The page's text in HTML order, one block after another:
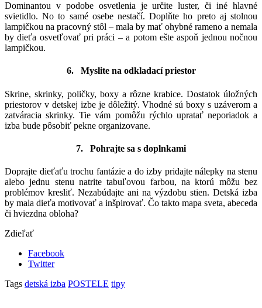
Dominantou v podobe osvetlenia je určite luster, či iné hlavné
svietidlo. No to samé osebe nestačí. Doplňte ho preto aj stolnou
lampičkou na pracovný stôl – mala by mať ohybné rameno a nemala
by dieťa osvetľovať pri práci – a potom ešte aspoň jednou nočnou
lampičkou.
6. Myslite na odkladací priestor
Skrine, skrinky, poličky, boxy a rôzne krabice. Dostatok úložných
priestorov v detskej izbe je dôležitý. Vhodné sú boxy s uzáverom a
zatváracia skrinky. Tie vám pomôžu rýchlo upratať neporiadok a
izba bude pôsobiť pekne organizovane.
7. Pohrajte sa s doplnkami
Doprajte dieťaťu trochu fantázie a do izby pridajte nálepky na stenu
alebo jednu stenu natrite tabuľovou farbou, na ktorú môžu bez
problémov kresliť. Nezabúdajte ani na výzdobu stien. Detská izba
by mala dieťa motivovať a inšpirovať. Čo takto mapa sveta, abeceda
či hviezdna obloha?
Zdieľať
Facebook
Twitter
Tags detská izba POSTELE tipy